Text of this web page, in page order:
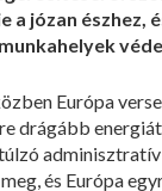
a józan
Európa
drágább
és Európa